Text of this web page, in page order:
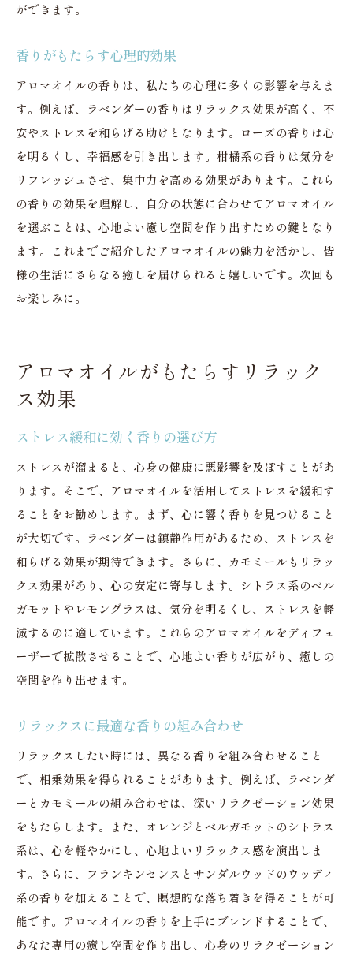
ができます。
香りがもたらす心理的効果
アロマオイルの香りは、私たちの心理に多くの影響を与えま
す。例えば、ラベンダーの香りはリラックス効果が高く、不
安やストレスを和らげる助けとなります。ローズの香りは心
を明るくし、幸福感を引き出します。柑橘系の香りは気分を
リフレッシュさせ、集中力を高める効果があります。これら
の香りの効果を理解し、自分の状態に合わせてアロマオイル
を選ぶことは、心地よい癒し空間を作り出すための鍵となり
ます。これまでご紹介したアロマオイルの魅力を活かし、皆
様の生活にさらなる癒しを届けられると嬉しいです。次回も
お楽しみに。
アロマオイルがもたらすリラック
ス効果
ストレス緩和に効く香りの選び方
ストレスが溜まると、心身の健康に悪影響を及ぼすことがあ
ります。そこで、アロマオイルを活用してストレスを緩和す
ることをお勧めします。まず、心に響く香りを見つけること
が大切です。ラベンダーは鎮静作用があるため、ストレスを
和らげる効果が期待できます。さらに、カモミールもリラッ
クス効果があり、心の安定に寄与します。シトラス系のベル
ガモットやレモングラスは、気分を明るくし、ストレスを軽
減するのに適しています。これらのアロマオイルをディフュ
ーザーで拡散させることで、心地よい香りが広がり、癒しの
空間を作り出せます。
リラックスに最適な香りの組み合わせ
リラックスしたい時には、異なる香りを組み合わせること
で、相乗効果を得られることがあります。例えば、ラベンダ
ーとカモミールの組み合わせは、深いリラクゼーション効果
をもたらします。また、オレンジとベルガモットのシトラス
系は、心を軽やかにし、心地よいリラックス感を演出しま
す。さらに、フランキンセンスとサンダルウッドのウッディ
系の香りを加えることで、瞑想的な落ち着きを得ることが可
能です。アロマオイルの香りを上手にブレンドすることで、
あなた専用の癒し空間を作り出し、心身のリラクゼーション